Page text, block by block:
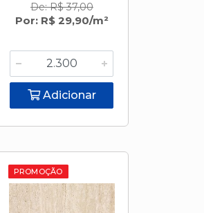
De: R$ 37,00
Por: R$ 29,90/m²
Adicionar
PROMOÇÃO